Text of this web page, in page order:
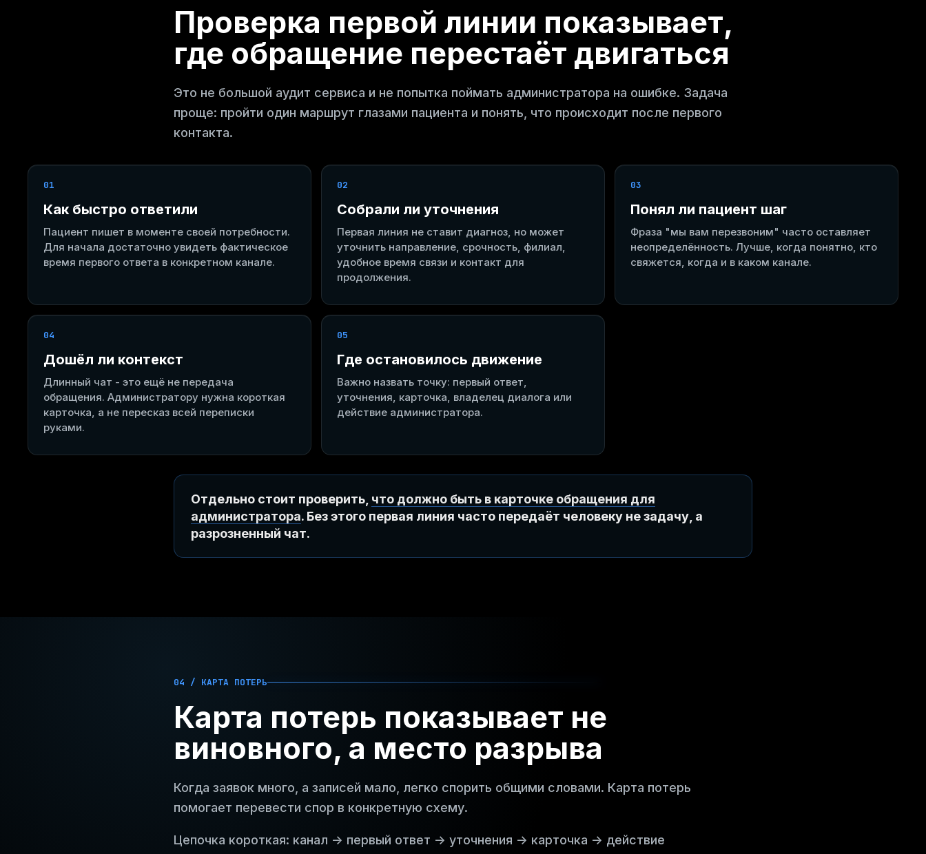
Проверка первой линии показывает,
где обращение перестаёт двигаться
Это не большой аудит сервиса и не попытка поймать администратора на ошибке. Задача
проще: пройти один маршрут глазами пациента и понять, что происходит после первого
контакта.
01
Как быстро ответили
Пациент пишет в моменте своей потребности.
Для начала достаточно увидеть фактическое
время первого ответа в конкретном канале.
02
Собрали ли уточнения
Первая линия не ставит диагноз, но может
уточнить направление, срочность, филиал,
удобное время связи и контакт для
продолжения.
03
Понял ли пациент шаг
Фраза "мы вам перезвоним" часто оставляет
неопределённость. Лучше, когда понятно, кто
свяжется, когда и в каком канале.
04
Дошёл ли контекст
Длинный чат - это ещё не передача
обращения. Администратору нужна короткая
карточка, а не пересказ всей переписки
руками.
05
Где остановилось движение
Важно назвать точку: первый ответ,
уточнения, карточка, владелец диалога или
действие администратора.
Отдельно стоит проверить, что должно быть в карточке обращения для
администратора. Без этого первая линия часто передаёт человеку не задачу, а
разрозненный чат.
04 / КАРТА ПОТЕРЬ
Карта потерь показывает не
виновного, а место разрыва
Когда заявок много, а записей мало, легко спорить общими словами. Карта потерь
помогает перевести спор в конкретную схему.
Цепочка короткая: канал -> первый ответ -> уточнения -> карточка -> действие